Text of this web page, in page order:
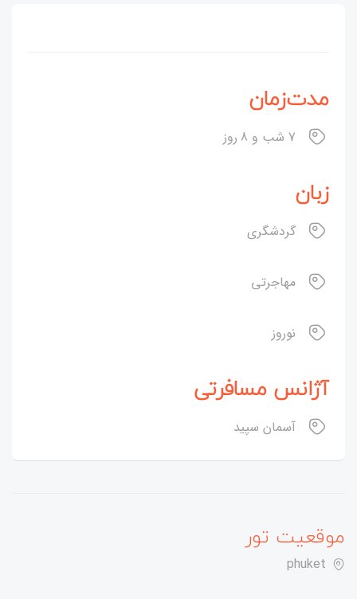
مدت‌زمان
7 شب و 8 روز
زبان
گردشگری
مهاجرتی
نوروز
آژانس مسافرتی
آسمان سپید
موقعیت تور
phuket